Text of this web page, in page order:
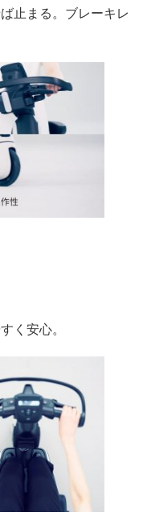
止まる。ブレーキレ
く安心。